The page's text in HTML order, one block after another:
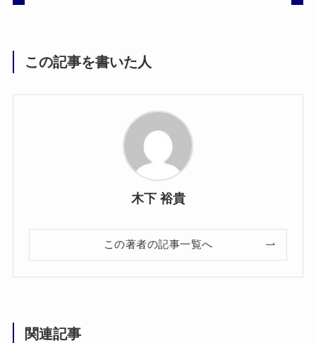
この記事を書いた人
木下 裕貴
この著者の記事一覧へ
関連記事